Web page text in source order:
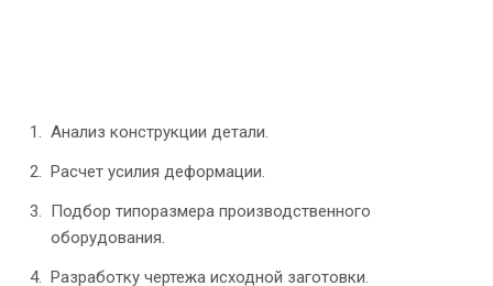
Анализ конструкции детали.
Расчет усилия деформации.
Подбор типоразмера производственного
оборудования.
Разработку чертежа исходной заготовки.